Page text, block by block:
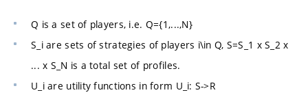
Q is a set of players, i.e. Q={1,...,N}
S_i are sets of strategies of players i\in Q, S=S_1 x S_2 x
... x S_N is a total set of profiles.
U_i are utility functions in form U_i: S->R